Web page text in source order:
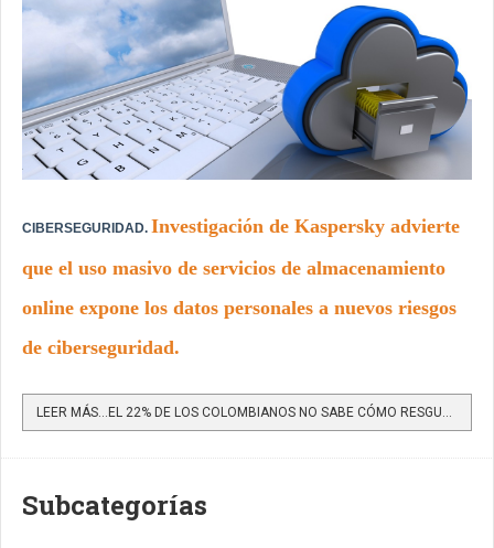
CIBERSEGURIDAD. Investigación de Kaspersky advierte
que el uso masivo de servicios de almacenamiento
online expone los datos personales a nuevos riesgos
de ciberseguridad.
LEER MÁS…EL 22% DE LOS COLOMBIANOS NO SABE CÓMO RESGUARDAR LA INFORMACIÓN QUE ALMACENA EN LA NUBE
Subcategorías